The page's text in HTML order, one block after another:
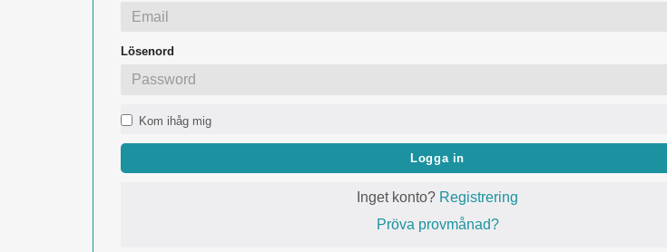
Lösenord
Kom ihåg mig
Logga in
Inget konto? Registrering
Pröva provmånad?